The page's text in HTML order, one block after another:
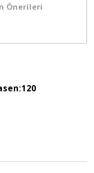
Önerileri